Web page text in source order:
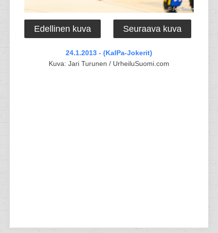
Edellinen kuva Seuraava kuva
24.1.2013 - (KalPa-Jokerit)
Kuva: Jari Turunen / UrheiluSuomi.com